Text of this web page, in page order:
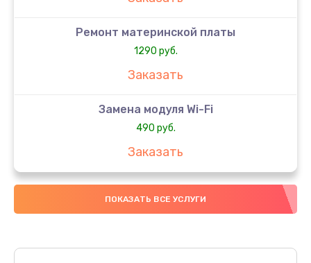
Ремонт материнской платы
1290 руб.
Заказать
Замена модуля Wi-Fi
490 руб.
Заказать
Замена микрофона
1600 руб.
ПОКАЗАТЬ ВСЕ УСЛУГИ